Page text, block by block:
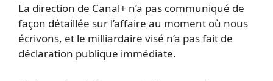
La direction de Canal+ n’a pas communiqué de
façon détaillée sur l’affaire au moment où nous
écrivons, et le milliardaire visé n’a pas fait de
déclaration publique immédiate.